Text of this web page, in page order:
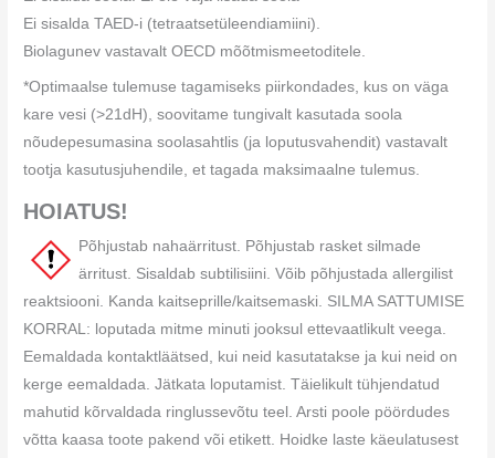
Ei sisalda TAED-i (tetraatsetüleendiamiini).
Biolagunev vastavalt OECD mõõtmismeetoditele.
*Optimaalse tulemuse tagamiseks piirkondades, kus on väga
kare vesi (>21dH), soovitame tungivalt kasutada soola
nõudepesumasina soolasahtlis (ja loputusvahendit) vastavalt
tootja kasutusjuhendile, et tagada maksimaalne tulemus.
HOIATUS!
Põhjustab nahaärritust. Põhjustab rasket silmade
ärritust. Sisaldab subtilisiini. Võib põhjustada allergilist
reaktsiooni. Kanda kaitseprille/kaitsemaski. SILMA SATTUMISE
KORRAL: loputada mitme minuti jooksul ettevaatlikult veega.
Eemaldada kontaktläätsed, kui neid kasutatakse ja kui neid on
kerge eemaldada. Jätkata loputamist. Täielikult tühjendatud
mahutid kõrvaldada ringlussevõtu teel. Arsti poole pöördudes
võtta kaasa toote pakend või etikett. Hoidke laste käeulatusest